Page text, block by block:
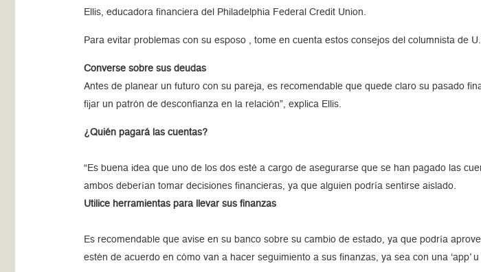
Ellis, educadora financiera del Philadelphia Federal Credit Union.
Para evitar problemas con su esposo , tome en cuenta estos consejos del columnista de
Converse sobre sus deudas
Antes de planear un futuro con su pareja, es recomendable que quede claro su pasado
fijar un patrón de desconfianza en la relación”, explica Ellis.
¿Quién pagará las cuentas?
“Es buena idea que uno de los dos esté a cargo de asegurarse que se han pagado las
ambos deberían tomar decisiones financieras, ya que alguien podría sentirse aislado.
Utilice herramientas para llevar sus finanzas
Es recomendable que avise en su banco sobre su cambio de estado, ya que podría
estén de acuerdo en cómo van a hacer seguimiento a sus finanzas, ya sea con una ‘app’